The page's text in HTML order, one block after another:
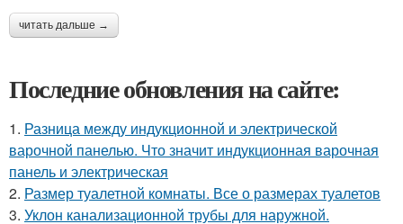
читать дальше →
Последние обновления на сайте:
1. Разница между индукционной и электрической
варочной панелью. Что значит индукционная варочная
панель и электрическая
2. Размер туалетной комнаты. Все о размерах туалетов
3. Уклон канализационной трубы для наружной.